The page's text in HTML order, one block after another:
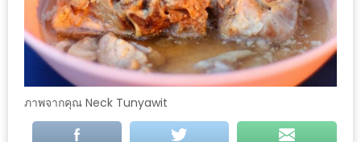
นี้
กับ
PING
FAI
FESTIVAL
2
ภาพจากคุณ Neck Tunyawit